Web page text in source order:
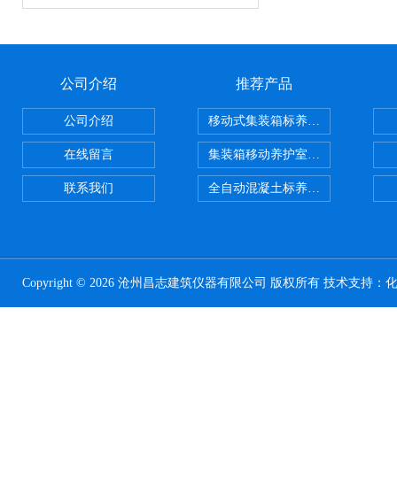
公司介绍
公司介绍
在线留言
联系我们
推荐产品
移动式集装箱标养室 养护室设备
集装箱移动养护室 标养室
全自动混凝土标养室恒温恒湿设备
Copyright © 2026 沧州昌志建筑仪器有限公司 版权所有 技术支持：